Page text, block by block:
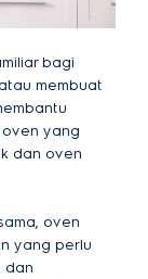
bagi
membuat
yang
dan oven
oven
yang perlu
dan